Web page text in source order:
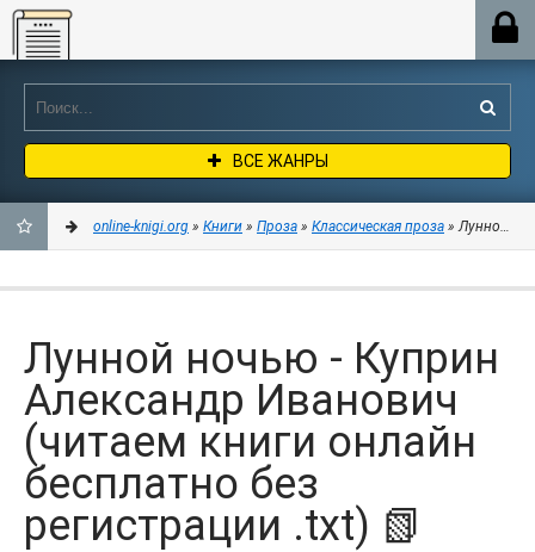
Online-knigi.org
ВСЕ ЖАНРЫ
ЗАКЛАДКИ
online-knigi.org » Книги » Проза » Классическая проза » Лунной
Лунной ночью - Куприн
Александр Иванович
(читаем книги онлайн
бесплатно без
регистрации .txt) 📗